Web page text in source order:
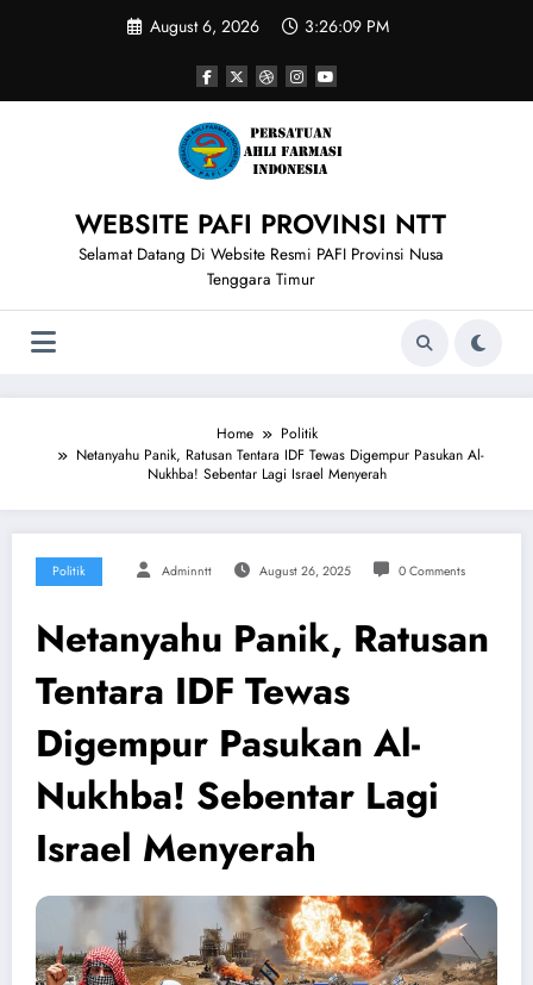
August 6, 2026 3:26:09 PM
WEBSITE PAFI PROVINSI NTT
Selamat Datang Di Website Resmi PAFI Provinsi Nusa
Tenggara Timur
Home
Politik
Netanyahu Panik, Ratusan Tentara IDF Tewas Digempur Pasukan Al-
Nukhba! Sebentar Lagi Israel Menyerah
Politik Adminntt August 26, 2025 0 Comments
Netanyahu Panik, Ratusan
Tentara IDF Tewas
Digempur Pasukan Al-
Nukhba! Sebentar Lagi
Israel Menyerah